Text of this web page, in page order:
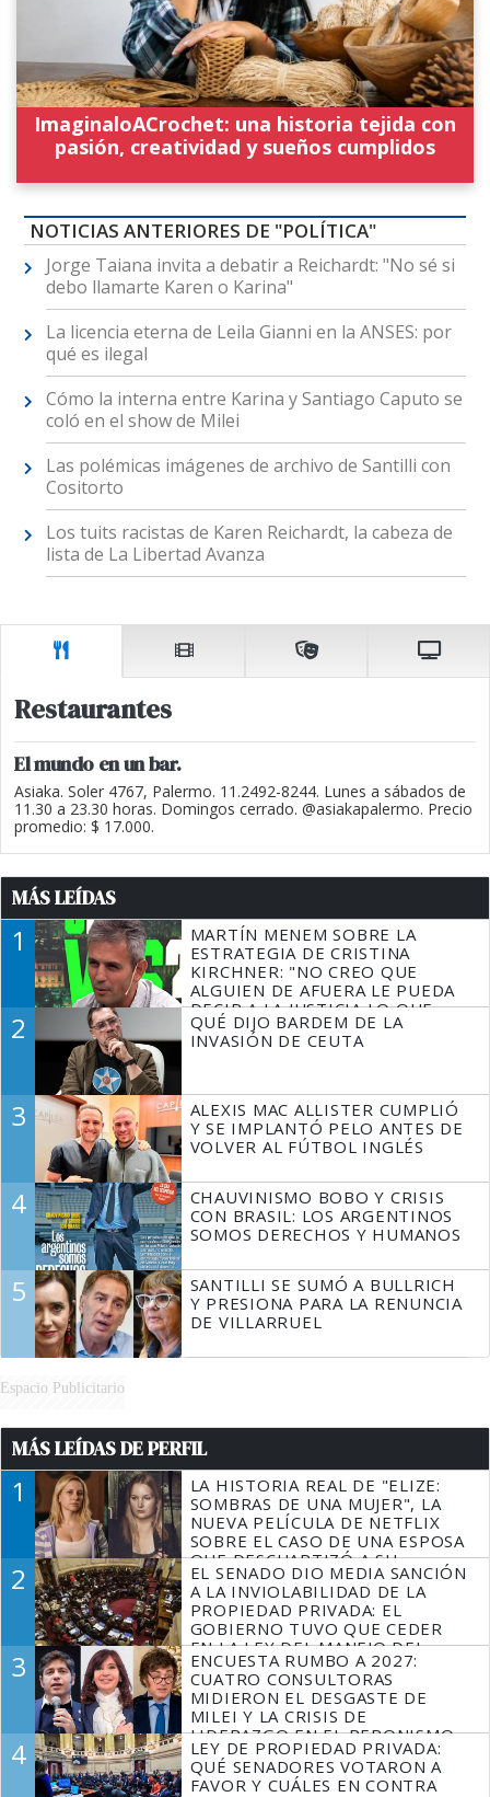
ImaginaloACrochet: una historia tejida con
pasión, creatividad y sueños cumplidos
NOTICIAS ANTERIORES DE "POLÍTICA"
Jorge Taiana invita a debatir a Reichardt: "No sé si
debo llamarte Karen o Karina"
La licencia eterna de Leila Gianni en la ANSES: por
qué es ilegal
Cómo la interna entre Karina y Santiago Caputo se
coló en el show de Milei
Las polémicas imágenes de archivo de Santilli con
Cositorto
Los tuits racistas de Karen Reichardt, la cabeza de
lista de La Libertad Avanza
Restaurantes
El mundo en un bar.
Asiaka. Soler 4767, Palermo. 11.2492-8244. Lunes a sábados de
11.30 a 23.30 horas. Domingos cerrado. @asiakapalermo. Precio
promedio: $ 17.000.
MÁS LEÍDAS
1
MARTÍN MENEM SOBRE LA
ESTRATEGIA DE CRISTINA
KIRCHNER: "NO CREO QUE
ALGUIEN DE AFUERA LE PUEDA
DECIR A LA JUSTICIA LO QUE
TIENE QUE HACER"
2
QUÉ DIJO BARDEM DE LA
INVASIÓN DE CEUTA
3
ALEXIS MAC ALLISTER CUMPLIÓ
Y SE IMPLANTÓ PELO ANTES DE
VOLVER AL FÚTBOL INGLÉS
4
CHAUVINISMO BOBO Y CRISIS
CON BRASIL: LOS ARGENTINOS
SOMOS DERECHOS Y HUMANOS
5
SANTILLI SE SUMÓ A BULLRICH
Y PRESIONA PARA LA RENUNCIA
DE VILLARRUEL
Espacio Publicitario
MÁS LEÍDAS DE PERFIL
1
LA HISTORIA REAL DE "ELIZE:
SOMBRAS DE UNA MUJER", LA
NUEVA PELÍCULA DE NETFLIX
SOBRE EL CASO DE UNA ESPOSA
QUE DESCUARTIZÓ A SU
MARIDO
2
EL SENADO DIO MEDIA SANCIÓN
A LA INVIOLABILIDAD DE LA
PROPIEDAD PRIVADA: EL
GOBIERNO TUVO QUE CEDER
EN LA LEY DEL MANEJO DEL
FUEGO
3
ENCUESTA RUMBO A 2027:
CUATRO CONSULTORAS
MIDIERON EL DESGASTE DE
MILEI Y LA CRISIS DE
LIDERAZGO EN EL PERONISMO
4
LEY DE PROPIEDAD PRIVADA:
QUÉ SENADORES VOTARON A
FAVOR Y CUÁLES EN CONTRA